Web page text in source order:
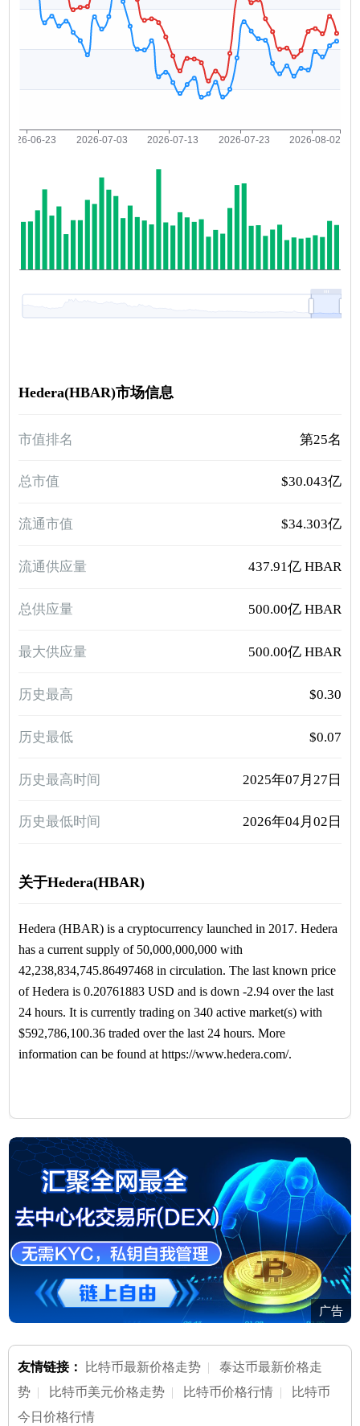
Hedera(HBAR)市场信息
市值排名 第25名
总市值 $30.043亿
流通市值 $34.303亿
流通供应量 437.91亿 HBAR
总供应量 500.00亿 HBAR
最大供应量 500.00亿 HBAR
历史最高 $0.30
历史最低 $0.07
历史最高时间 2025年07月27日
历史最低时间 2026年04月02日
关于Hedera(HBAR)
Hedera (HBAR) is a cryptocurrency launched in 2017. Hedera
has a current supply of 50,000,000,000 with
42,238,834,745.86497468 in circulation. The last known price
of Hedera is 0.20761883 USD and is down -2.94 over the last
24 hours. It is currently trading on 340 active market(s) with
$592,786,100.36 traded over the last 24 hours. More
information can be found at https://www.hedera.com/.
广告
友情链接： 比特币最新价格走势 |泰达币最新价格走
势 | 比特币美元价格走势 | 比特币价格行情 | 比特币
今日价格行情